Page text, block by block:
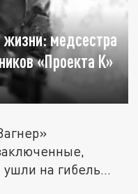
жизни: медсестра
«Проекта К»
на гибель